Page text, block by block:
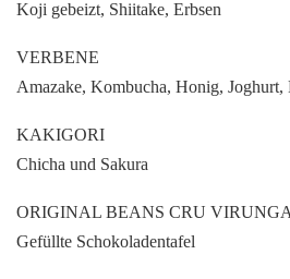
Koji gebeizt, Shiitake, Erbsen
VERBENE
Amazake, Kombucha, Honig, Joghurt,
KAKIGORI
Chicha und Sakura
ORIGINAL BEANS CRU VIRUNGA
Gefüllte Schokoladentafel